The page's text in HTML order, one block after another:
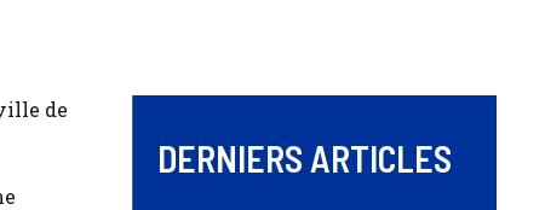
de
DERNIERS ARTICLES